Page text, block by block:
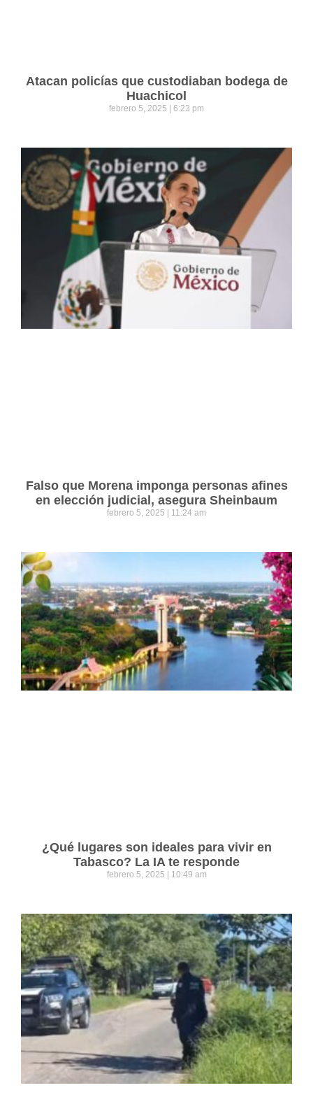
Atacan policías que custodiaban bodega de
Huachicol
febrero 5, 2025 6:23 pm
Falso que Morena imponga personas afines
en elección judicial, asegura Sheinbaum
febrero 5, 2025 11:24 am
¿Qué lugares son ideales para vivir en
Tabasco? La IA te responde
febrero 5, 2025 10:49 am